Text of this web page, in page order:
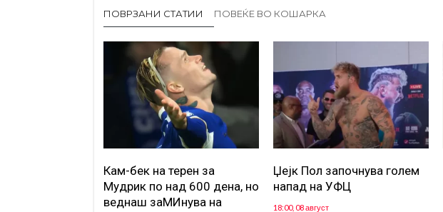
ПОВРЗАНИ СТАТИИ ПОВЕЌЕ ВО КОШАРКА
Кам-бек на терен за
Мудрик по над 600 дена, но
веднаш заМИнува на
Џејк Пол започнува голем
напад на УФЦ
18:00, 08 август